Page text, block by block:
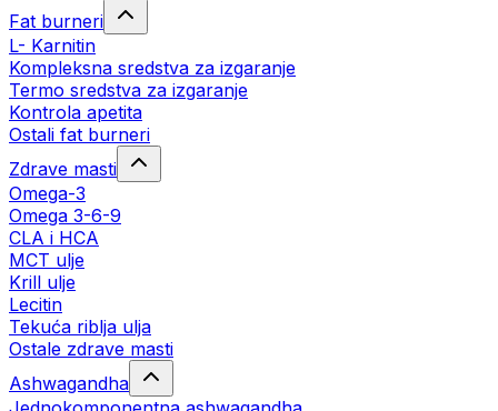
Fat burneri
L- Karnitin
Kompleksna sredstva za izgaranje
Termo sredstva za izgaranje
Kontrola apetita
Ostali fat burneri
Zdrave masti
Omega-3
Omega 3-6-9
CLA i HCA
MCT ulje
Krill ulje
Lecitin
Tekuća riblja ulja
Ostale zdrave masti
Ashwagandha